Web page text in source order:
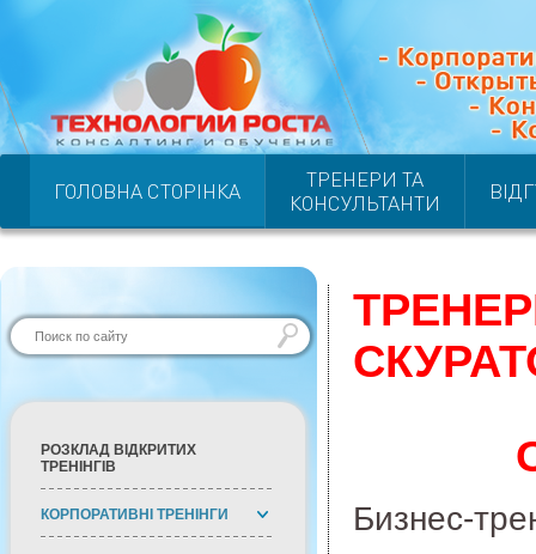
ГОЛОВНА СТОРІНКА
ТРЕНЕРИ ТА
КОНСУЛЬТАНТИ
РОЗКЛАД ВІДКРИТИХ
ТРЕНІНГІВ
КОРПОРАТИВНІ ТРЕНІНГИ
Бизнес-